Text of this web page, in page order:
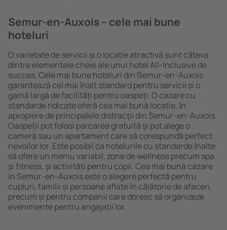
Semur-en-Auxois – cele mai bune
hoteluri
O varietate de servicii și o locație atractivă sunt câteva
dintre elementele cheie ale unui hotel All-Inclusive de
succes. Cele mai bune hoteluri din Semur-en-Auxois
garantează cel mai înalt standard pentru servicii și o
gamă largă de facilități pentru oaspeți. O cazare cu
standarde ridicate oferă cea mai bună locație, ȋn
apropiere de principalele distracţii din Semur-en-Auxois.
Oaspeții pot folosi parcarea gratuită și pot alege o
cameră sau un apartament care să corespundă perfect
nevoilor lor. Este posibil ca hotelurile cu standarde ȋnalte
să ofere un meniu variabil, zone de wellness precum spa
și fitness, și activități pentru copii. Cea mai bună cazare
în Semur-en-Auxois este o alegere perfectă pentru
cupluri, familii și persoane aflate în călătorie de afaceri,
precum și pentru companii care doresc să organizeze
evenimente pentru angajații lor.